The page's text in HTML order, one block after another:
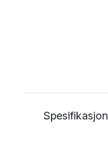
Spesifikasjon